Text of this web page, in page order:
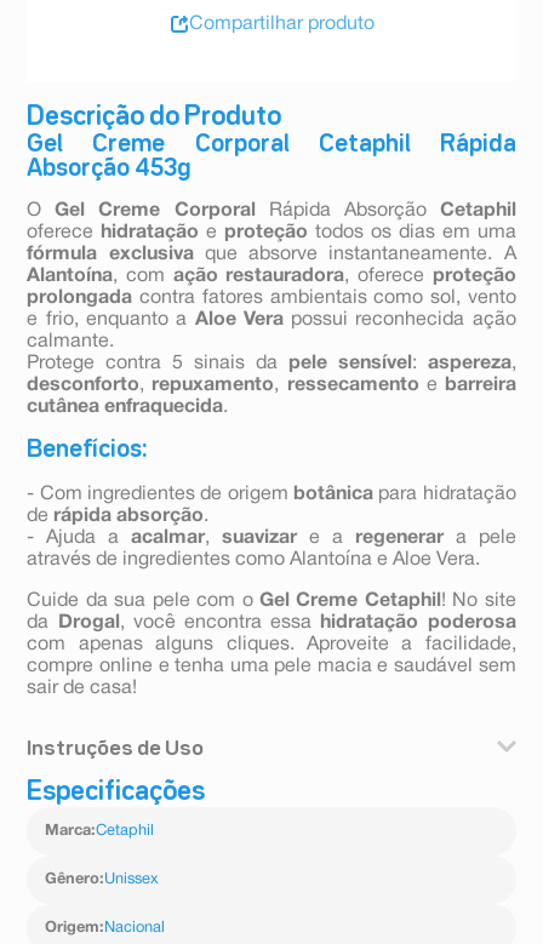
Descrição do Produto
Gel Creme Corporal Cetaphil Rápida
Absorção 453g
OGel Creme Corporal Rápida Absorção Cetaphil
oferece
hidratação e proteção todos os dias em uma
fórmula exclusivaque absorve instantaneamente. A
Alantoína, com ação restauradora, oferece proteção
prolongada contra fatores ambientais como sol, vento
e frio, enquanto a Aloe Verapossui reconhecida ação
calmante.
Protege contra 5 sinais dapele sensível : aspereza,
desconforto, repuxamento, ressecamento e
barreira
cutânea enfraquecida.
Benefícios:
- Com ingredientes de origem botânicapara hidratação
de rápida absorção.
- Ajuda aacalmar,suavizare aregenerara pele
através de ingredientes como Alantoína e Aloe Vera.
Cuide da sua pele com o Gel Creme Cetaphil ! No site
da Drogal , você encontra essa
hidratação poderosa
com apenas alguns cliques. Aproveite a facilidade,
compre online e tenha uma pele macia e saudável sem
sair de casa!
Instruções de Uso
Aplique duas vezes ao dia, ou conforme necessidade,
secura e irritação.
Especificações
Marca:Cetaphil
Gênero:Unissex
Origem: Nacional
Compartilhar produto